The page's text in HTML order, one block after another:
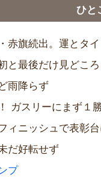
ひと
赤旗続出。運とタ
と最後だけ見どころ
雨降らず
ガスリーにまず１
ィニッシュで表彰
だ好転せず
プ